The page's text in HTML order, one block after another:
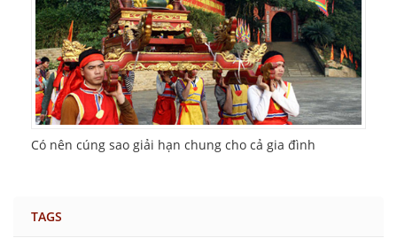
Có nên cúng sao giải hạn chung cho cả gia đình
TAGS